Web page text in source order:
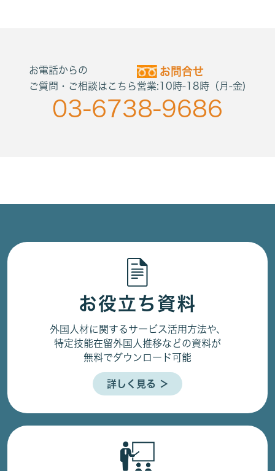
お電話からの
ご質問・ご相談はこちら
お問合せ
営業:10時-18時（月-金)
03-6738-9686
お役立ち資料
外国人材に関するサービス活用方法や、
特定技能在留外国人推移などの資料が
無料でダウンロード可能
詳しく見る ＞